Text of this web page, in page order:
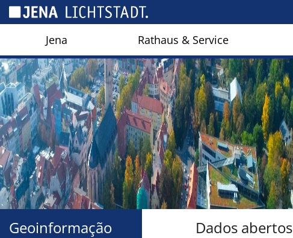
Jena Rathaus & Service
Dados abertos
Geoinformação
Cookies management panel